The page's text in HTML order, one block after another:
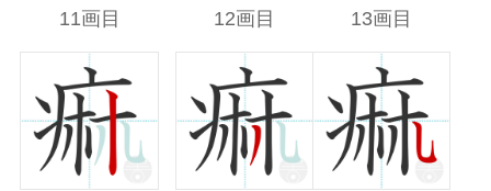
11画目 12画目 13画目